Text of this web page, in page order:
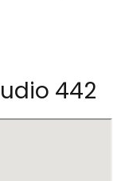
442